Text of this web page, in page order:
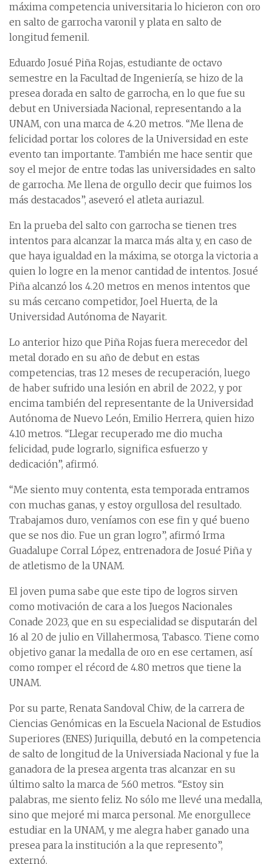
máxima competencia universitaria lo hicieron con oro
en salto de garrocha varonil y plata en salto de
longitud femenil.
Eduardo Josué Piña Rojas, estudiante de octavo
semestre en la Facultad de Ingeniería, se hizo de la
presea dorada en salto de garrocha, en lo que fue su
debut en Universiada Nacional, representando a la
UNAM, con una marca de 4.20 metros. “Me llena de
felicidad portar los colores de la Universidad en este
evento tan importante. También me hace sentir que
soy el mejor de entre todas las universidades en salto
de garrocha. Me llena de orgullo decir que fuimos los
más destacados”, aseveró el atleta auriazul.
En la prueba del salto con garrocha se tienen tres
intentos para alcanzar la marca más alta y, en caso de
que haya igualdad en la máxima, se otorga la victoria a
quien lo logre en la menor cantidad de intentos. Josué
Piña alcanzó los 4.20 metros en menos intentos que
su más cercano competidor, Joel Huerta, de la
Universidad Autónoma de Nayarit.
Lo anterior hizo que Piña Rojas fuera merecedor del
metal dorado en su año de debut en estas
competencias, tras 12 meses de recuperación, luego
de haber sufrido una lesión en abril de 2022, y por
encima también del representante de la Universidad
Autónoma de Nuevo León, Emilio Herrera, quien hizo
4.10 metros. “Llegar recuperado me dio mucha
felicidad, pude lograrlo, significa esfuerzo y
dedicación”, afirmó.
“Me siento muy contenta, esta temporada entramos
con muchas ganas, y estoy orgullosa del resultado.
Trabajamos duro, veníamos con ese fin y qué bueno
que se nos dio. Fue un gran logro”, afirmó Irma
Guadalupe Corral López, entrenadora de Josué Piña y
de atletismo de la UNAM.
El joven puma sabe que este tipo de logros sirven
como motivación de cara a los Juegos Nacionales
Conade 2023, que en su especialidad se disputarán del
16 al 20 de julio en Villahermosa, Tabasco. Tiene como
objetivo ganar la medalla de oro en ese certamen, así
como romper el récord de 4.80 metros que tiene la
UNAM.
Por su parte, Renata Sandoval Chiw, de la carrera de
Ciencias Genómicas en la Escuela Nacional de Estudios
Superiores (ENES) Juriquilla, debutó en la competencia
de salto de longitud de la Universiada Nacional y fue la
ganadora de la presea argenta tras alcanzar en su
último salto la marca de 5.60 metros. “Estoy sin
palabras, me siento feliz. No sólo me llevé una medalla,
sino que mejoré mi marca personal. Me enorgullece
estudiar en la UNAM, y me alegra haber ganado una
presea para la institución a la que represento”,
externó.